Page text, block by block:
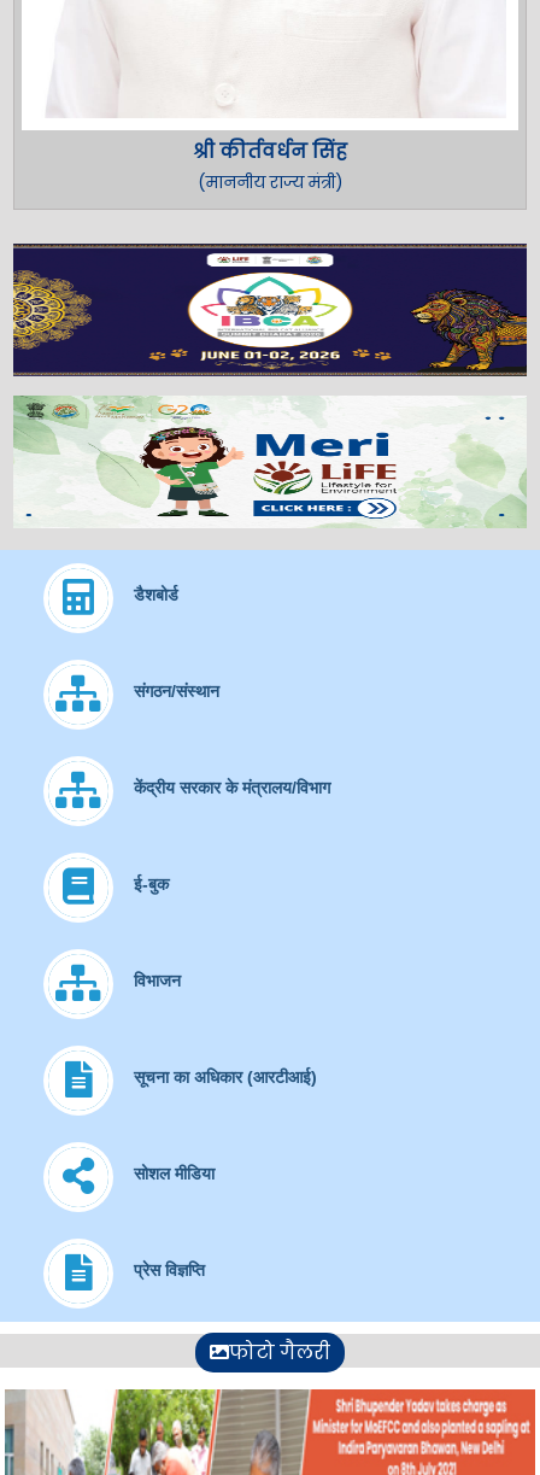
श्री कीर्तवर्धन सिंह
(माननीय राज्य मंत्री)
डैशबोर्ड
संगठन/संस्थान
केंद्रीय सरकार के मंत्रालय/विभाग
ई-बुक
विभाजन
सूचना का अधिकार (आरटीआई)
सोशल मीडिया
प्रेस विज्ञप्ति
फोटो गैलरी